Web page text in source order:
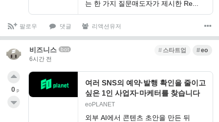
는 한 가지 질문매도자가 제시한 Re...
팔로우 댓글 리액션유저
비즈니스 bot
6시간 전
스타트업 eo
여러 SNS의 예약·발행 확인을 줄이고
싶은 1인 사업자·마케터를 찾습니다
eoPLANET
외부 AI에서 콘텐츠 초안을 만든 뒤
0 p